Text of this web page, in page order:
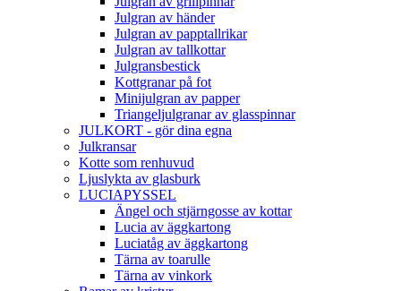
Julgran av händer
Julgran av papptallrikar
Julgran av tallkottar
Julgransbestick
Kottgranar på fot
Minijulgran av papper
Triangeljulgranar av glasspinnar
JULKORT - gör dina egna
Julkransar
Kotte som renhuvud
Ljuslykta av glasburk
LUCIAPYSSEL
Ängel och stjärngosse av kottar
Lucia av äggkartong
Luciatåg av äggkartong
Tärna av toarulle
Tärna av vinkork